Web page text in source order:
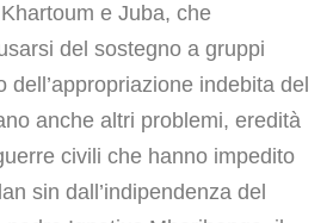
e Juba, che
del sostegno a gruppi
dell’appropriazione indebita del
anche altri problemi, eredità
civili che hanno impedito
sin dall’indipendenza del